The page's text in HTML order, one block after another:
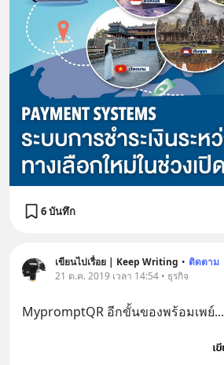
6 บันทึก
เขียนไปเรื่อย | Keep Writing • ติดตาม
21 ต.ค. 2019 เวลา 14:54 • ธุรกิจ
MypromptQR อีกขั้นของพร้อมเพย์...